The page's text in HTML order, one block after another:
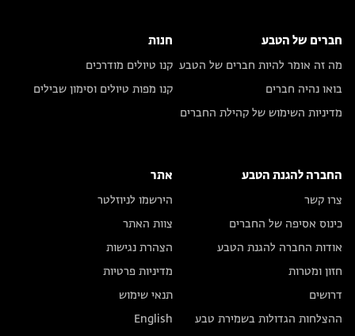
חברים של הטבע
מה זה אומר להיות חברים של הטבע
בואו נהיה חברים
מדיניות השימוש של קהילת החברים
חנות
קנו טיולים מודרכים
קנו מפות טיולים וסימון שבילים
החברה להגנת הטבע
צרו קשר
כינוס אסיפה של החברים
אודות החברה להגנת הטבע
חזון ומטרות
דרושים
ההצלחות הגדולות בשמירת טבע
אתר
הירשמו לניוזלטר
צוות האתר
הצהרת נגישות
מדיניות פרטיות
תנאי שימוש
English